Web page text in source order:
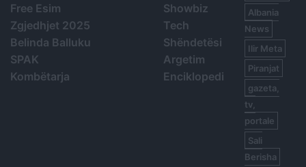
Free Esim
Zgjedhjet 2025
Belinda Balluku
SPAK
Kombëtarja
Showbiz
Tech
Shëndetësi
Argetim
Enciklopedi
Albania
News
Ilir Meta
Piranjat
gazeta,
tv,
portale
Sali
Berisha